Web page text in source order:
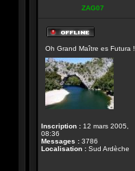
ZAG07
ligne
Oh Grand Maître es Futura !
Inscription : 12 mars 2005,
08:36
Messages : 3786
Localisation : Sud Ardèche